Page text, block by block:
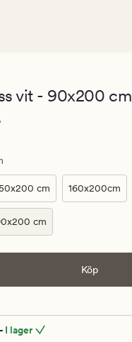
vit - 90x200 cm
kr
cm 160x200cm
cm
Köp
I lager